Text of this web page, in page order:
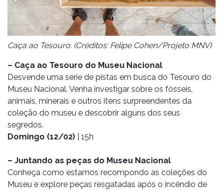
Caça ao Tesouro. (Créditos: Felipe Cohen/Projeto MNV)
– Caça ao Tesouro do Museu Nacional
Desvende uma série de pistas em busca do Tesouro do
Museu Nacional. Venha investigar sobre os fósseis,
animais, minerais e outros itens surpreendentes da
coleção do museu e descobrir alguns dos seus
segredos.
Domingo (12/02) | 15h
– Juntando as peças do Museu Nacional
Conheça como estamos recompondo as coleções do
Museu e explore peças resgatadas após o incêndio de